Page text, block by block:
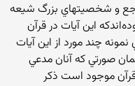
و شخصيتهاي‌ بزرگ‌ شيعه‌
اين‌ آيات‌ در قرآن‌
چند مورد از اين‌ آيات‌
صورتي‌ كه‌ آنان‌ مدعي‌
قرآن‌ موجود است‌ ذكر